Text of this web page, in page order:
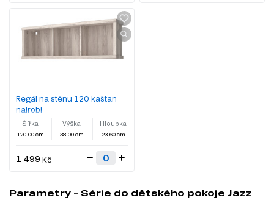
Regál na stěnu 120 kaštan
nairobi
Šířka
120.00 cm
Výška
38.00 cm
Hloubka
23.60 cm
1 499 Kč
Parametry - Série do dětského pokoje Jazz